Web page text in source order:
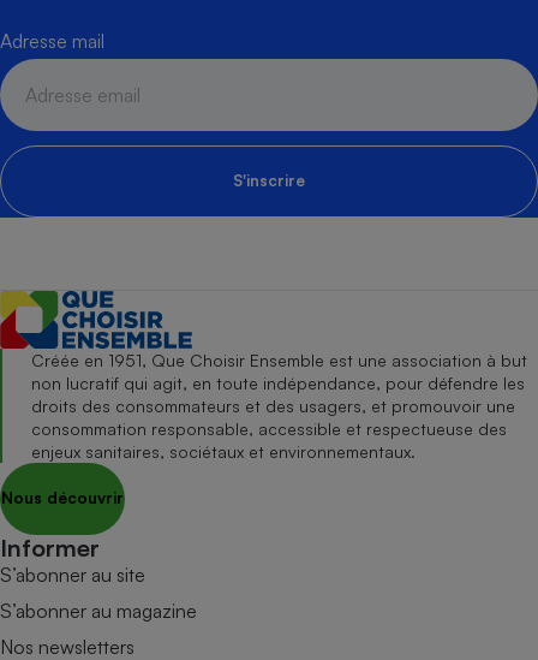
Adresse mail
S'inscrire
Créée en 1951, Que Choisir Ensemble est une association à but
non lucratif qui agit, en toute indépendance, pour défendre les
droits des consommateurs et des usagers, et promouvoir une
consommation responsable, accessible et respectueuse des
enjeux sanitaires, sociétaux et environnementaux.
Nous découvrir
Informer
S’abonner au site
S’abonner au magazine
Nos newsletters